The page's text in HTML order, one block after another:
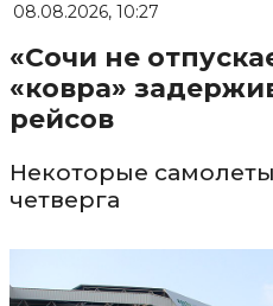
08.08.2026, 10:27
«Сочи не
«ковра»
рейсов
Некоторые самолеты
четверга